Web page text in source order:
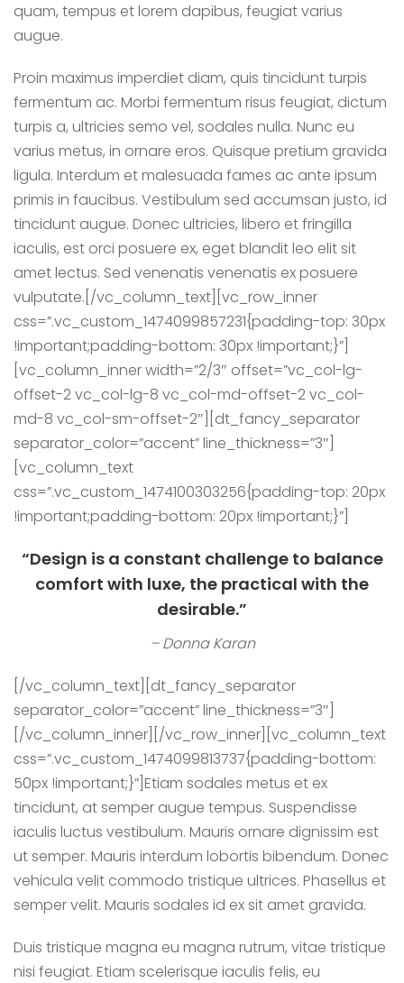
quam, tempus et lorem dapibus, feugiat varius
augue.
Proin maximus imperdiet diam, quis tincidunt turpis
fermentum ac. Morbi fermentum risus feugiat, dictum
turpis a, ultricies semo vel, sodales nulla. Nunc eu
varius metus, in ornare eros. Quisque pretium gravida
ligula. Interdum et malesuada fames ac ante ipsum
primis in faucibus. Vestibulum sed accumsan justo, id
tincidunt augue. Donec ultricies, libero et fringilla
iaculis, est orci posuere ex, eget blandit leo elit sit
amet lectus. Sed venenatis venenatis ex posuere
vulputate.[/vc_column_text][vc_row_inner
css=”.vc_custom_1474099857231{padding-top: 30px
!important;padding-bottom: 30px !important;}”]
[vc_column_inner width=”2/3″ offset=”vc_col-lg-
offset-2 vc_col-lg-8 vc_col-md-offset-2 vc_col-
md-8 vc_col-sm-offset-2″][dt_fancy_separator
separator_color=”accent” line_thickness=”3″]
[vc_column_text
css=”.vc_custom_1474100303256{padding-top: 20px
!important;padding-bottom: 20px !important;}”]
“Design is a constant challenge to balance
comfort with luxe, the practical with the
desirable.”
– Donna Karan
[/vc_column_text][dt_fancy_separator
separator_color=”accent” line_thickness=”3″]
[/vc_column_inner][/vc_row_inner][vc_column_text
css=”.vc_custom_1474099813737{padding-bottom:
50px !important;}”]Etiam sodales metus et ex
tincidunt, at semper augue tempus. Suspendisse
iaculis luctus vestibulum. Mauris ornare dignissim est
ut semper. Mauris interdum lobortis bibendum. Donec
vehicula velit commodo tristique ultrices. Phasellus et
semper velit. Mauris sodales id ex sit amet gravida.
Duis tristique magna eu magna rutrum, vitae tristique
nisi feugiat. Etiam scelerisque iaculis felis, eu